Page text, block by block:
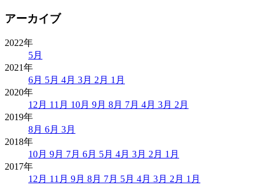
アーカイブ
2022年
5月
2021年
6月 5月 4月 3月 2月 1月
2020年
12月 11月 10月 9月 8月 7月 4月 3月 2月
2019年
8月 6月 3月
2018年
10月 9月 7月 6月 5月 4月 3月 2月 1月
2017年
12月 11月 9月 8月 7月 5月 4月 3月 2月 1月